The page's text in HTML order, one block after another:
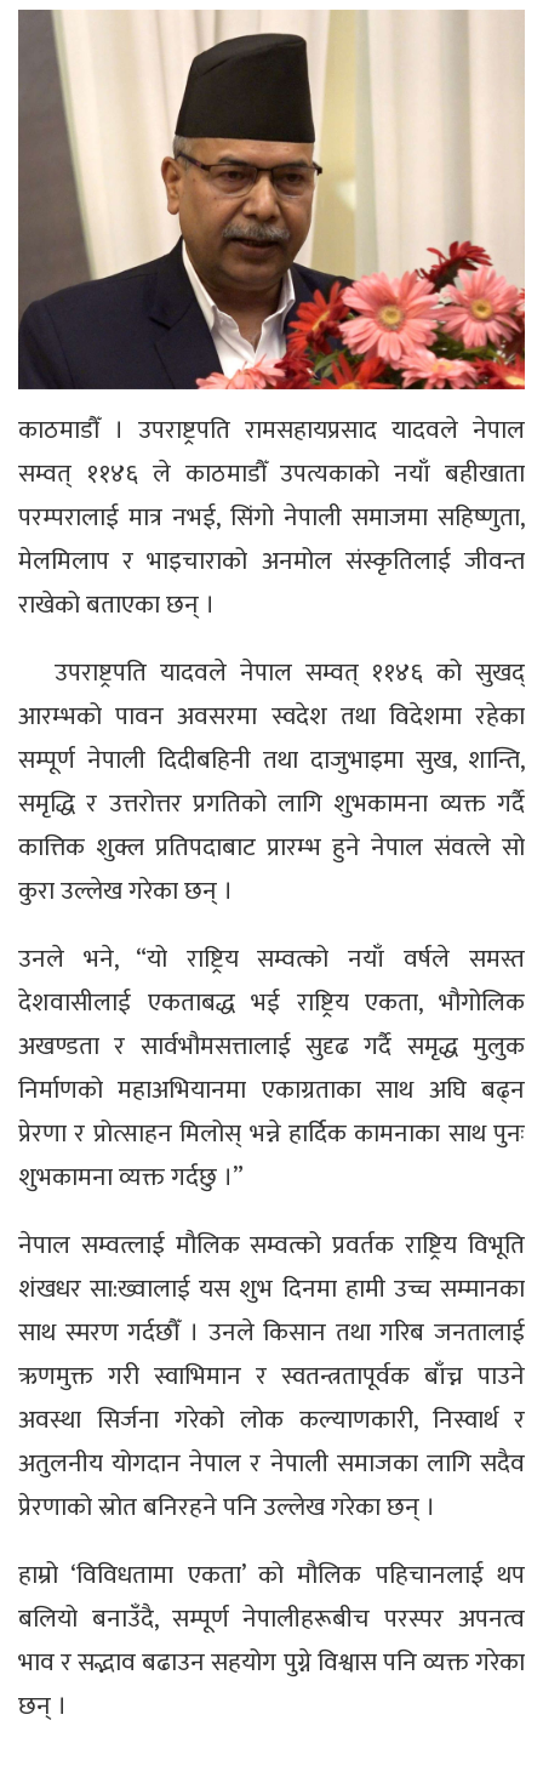
काठमाडौँ । उपराष्ट्रपति रामसहायप्रसाद यादवले नेपाल
सम्वत् ११४६ ले काठमाडौँ उपत्यकाको नयाँ बहीखाता
परम्परालाई मात्र नभई, सिंगो नेपाली समाजमा सहिष्णुता,
मेलमिलाप र भाइचाराको अनमोल संस्कृतिलाई जीवन्त
राखेको बताएका छन् ।
उपराष्ट्रपति यादवले नेपाल सम्वत् ११४६ को सुखद्
आरम्भको पावन अवसरमा स्वदेश तथा विदेशमा रहेका
सम्पूर्ण नेपाली दिदीबहिनी तथा दाजुभाइमा सुख, शान्ति,
समृद्धि र उत्तरोत्तर प्रगतिको लागि शुभकामना व्यक्त गर्दै
कात्तिक शुक्ल प्रतिपदाबाट प्रारम्भ हुने नेपाल संवत्ले सो
कुरा उल्लेख गरेका छन् ।
उनले भने, “यो राष्ट्रिय सम्वत्को नयाँ वर्षले समस्त
देशवासीलाई एकताबद्ध भई राष्ट्रिय एकता, भौगोलिक
अखण्डता र सार्वभौमसत्तालाई सुदृढ गर्दै समृद्ध मुलुक
निर्माणको महाअभियानमा एकाग्रताका साथ अघि बढ्न
प्रेरणा र प्रोत्साहन मिलोस् भन्ने हार्दिक कामनाका साथ पुनः
शुभकामना व्यक्त गर्दछु ।”
नेपाल सम्वत्लाई मौलिक सम्वत्को प्रवर्तक राष्ट्रिय विभूति
शंखधर सा:ख्वालाई यस शुभ दिनमा हामी उच्च सम्मानका
साथ स्मरण गर्दछौँ । उनले किसान तथा गरिब जनतालाई
ऋणमुक्त गरी स्वाभिमान र स्वतन्त्रतापूर्वक बाँच्न पाउने
अवस्था सिर्जना गरेको लोक कल्याणकारी, निस्वार्थ र
अतुलनीय योगदान नेपाल र नेपाली समाजका लागि सदैव
प्रेरणाको स्रोत बनिरहने पनि उल्लेख गरेका छन् ।
हाम्रो ‘विविधतामा एकता’ को मौलिक पहिचानलाई थप
बलियो बनाउँदै, सम्पूर्ण नेपालीहरूबीच परस्पर अपनत्व
भाव र सद्भाव बढाउन सहयोग पुग्ने विश्वास पनि व्यक्त गरेका
छन् ।